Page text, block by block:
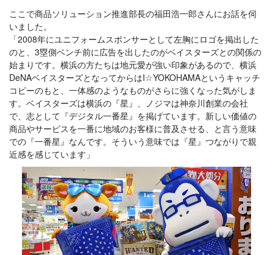
ここで商品ソリューション推進部長の福田浩一郎さんにお話を伺
いました。
「2008年にユニフォームスポンサーとして左胸にロゴを掲出した
のと、3塁側ベンチ前に広告を出したのがベイスターズとの関係の
始まりです。横浜の方たちは地元愛が強い印象があるので、横浜
DeNAベイスターズとなってからはI☆YOKOHAMAというキャッチ
コピーのもと、一体感のようなものがさらに強くなった気がしま
す。ベイスターズは横浜の『星』、ノジマは神奈川創業の会社
で、志として『デジタル一番星』を掲げています。新しい価値の
商品やサービスを一番に地域のお客様に普及させる、と言う意味
での『一番星』なんです。そういう意味では『星』つながりで親
近感を感じています」